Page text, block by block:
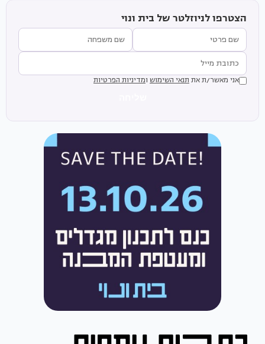
הצטרפו לניוזלטר של בית ונוי
אני מאשר/ת את תנאי השימוש ומדיניות הפרטיות